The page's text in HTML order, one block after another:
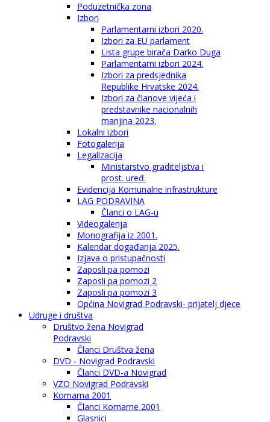
Poduzetnička zona
Izbori
Parlamentarni izbori 2020.
Izbori za EU parlament
Lista grupe birača Darko Duga
Parlamentarni izbori 2024.
Izbori za predsjednika
Republike Hrvatske 2024.
Izbori za članove vijeća i
predstavnike nacionalnih
manjina 2023.
Lokalni izbori
Fotogalerija
Legalizacija
Ministarstvo graditeljstva i
prost. uređ.
Evidencija Komunalne infrastrukture
LAG PODRAVINA
Članci o LAG-u
Videogalerija
Monografija iz 2001.
Kalendar događanja 2025.
Izjava o pristupačnosti
Zaposli pa pomozi
Zaposli pa pomozi 2
Zaposli pa pomozi 3
Općina Novigrad Podravski- prijatelj djece
Udruge i društva
Društvo žena Novigrad
Podravski
Članci Društva žena
DVD - Novigrad Podravski
Članci DVD-a Novigrad
VZO Novigrad Podravski
Komarna 2001
Članci Komarne 2001
Glasnici